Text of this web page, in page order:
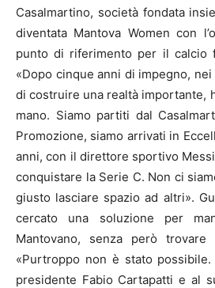
Casalmartino, società fondata
diventata Mantova Women con
punto di riferimento per il calcio
«Dopo cinque anni di impegno,
di costruire una realtà importante,
mano. Siamo partiti dal
Promozione, siamo arrivati in
anni, con il direttore sportivo
conquistare la Serie C. Non ci
giusto lasciare spazio ad altri».
cercato una soluzione per
Mantovano, senza però
«Purtroppo non è stato possibile.
presidente Fabio Cartapatti e al